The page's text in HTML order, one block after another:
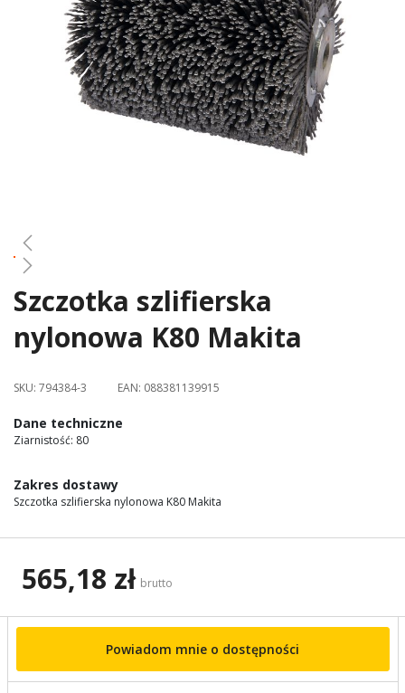
gallery
Skip
the
of
images
gallery
Szczotka szlifierska
nylonowa K80 Makita
SKU: 794384-3 EAN: 088381139915
Dane techniczne
Ziarnistość: 80
Zakres dostawy
Szczotka szlifierska nylonowa K80 Makita
565,18 zł brutto
Powiadom mnie o dostępności